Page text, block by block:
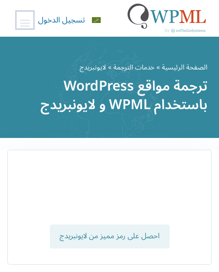
المحتوى
تسجيل الدخول
الصفحة الرئيسية»خدمات الترجمة» لايونبريدج
ترجمة مواقع WordPress
باستخدام WPML و لايونبريدج
احصل على رمز مميز من لايونبريدج